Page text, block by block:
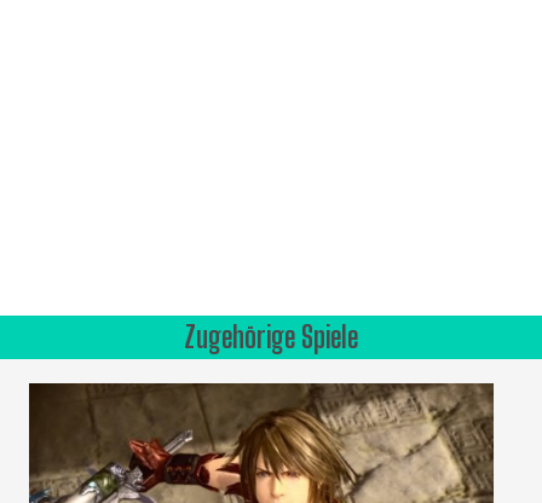
Zugehörige Spiele